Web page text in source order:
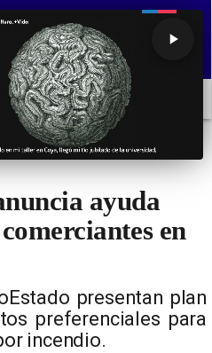
INICIO
ayuda
en
presentan plan
preferenciales para
incendio.